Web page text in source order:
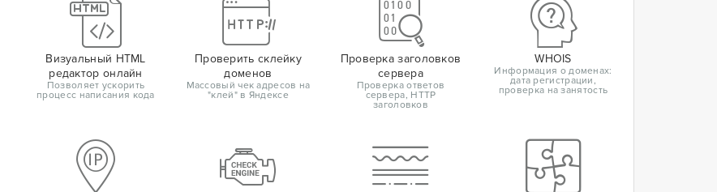
Визуальный HTML
редактор онлайн
Позволяет ускорить
процесс написания кода
Проверить склейку
доменов
Массовый чек адресов на
"клей" в Яндексе
Проверка заголовков
сервера
Проверка ответов
сервера, HTTP
заголовков
WHOIS
Информация о доменах:
дата регистрации,
проверка на занятость